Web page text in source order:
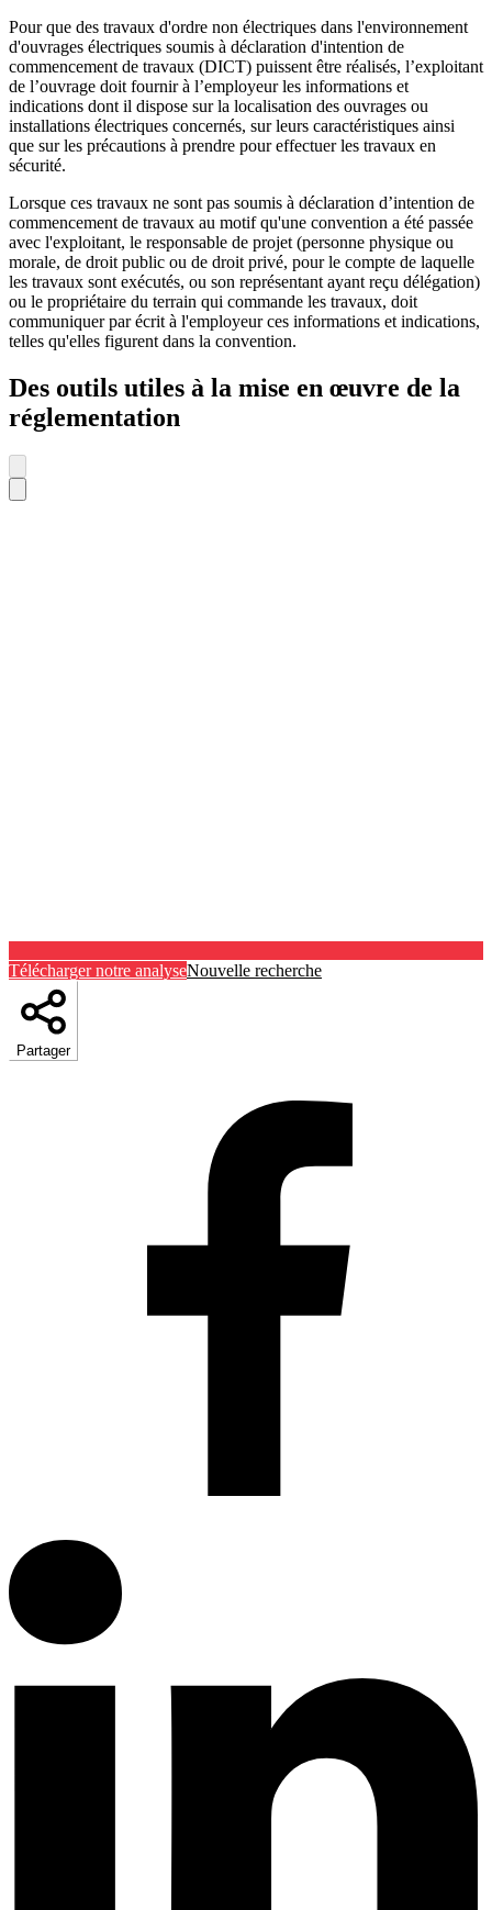
Pour que des travaux d'ordre non électriques dans l'environnement
d'ouvrages électriques soumis à déclaration d'intention de
commencement de travaux (DICT) puissent être réalisés, l’exploitant
de l’ouvrage doit fournir à l’employeur les informations et
indications dont il dispose sur la localisation des ouvrages ou
installations électriques concernés, sur leurs caractéristiques ainsi
que sur les précautions à prendre pour effectuer les travaux en
sécurité.
Lorsque ces travaux ne sont pas soumis à déclaration d’intention de
commencement de travaux au motif qu'une convention a été passée
avec l'exploitant, le responsable de projet (personne physique ou
morale, de droit public ou de droit privé, pour le compte de laquelle
les travaux sont exécutés, ou son représentant ayant reçu délégation)
ou le propriétaire du terrain qui commande les travaux, doit
communiquer par écrit à l'employeur ces informations et indications,
telles qu'elles figurent dans la convention.
Des outils utiles à la mise en œuvre de la
réglementation
Télécharger notre analyseNouvelle recherche
Partager